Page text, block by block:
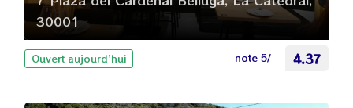
30001
Ouvert aujourd’hui note 5/ 4.37